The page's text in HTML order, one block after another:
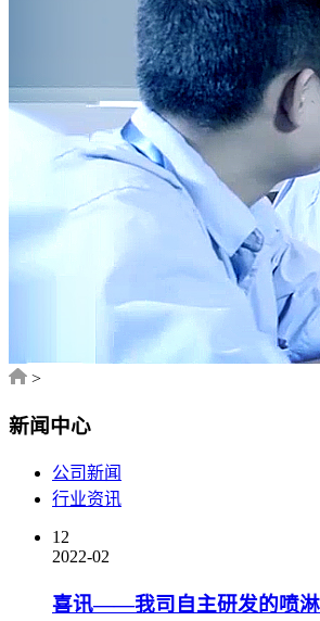
>
新闻中心
公司新闻
行业资讯
12
2022-02
喜讯——我司自主研发的喷